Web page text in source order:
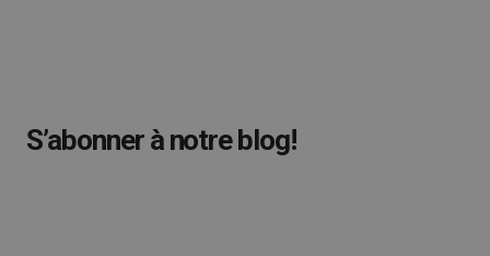
S’abonner à notre blog!